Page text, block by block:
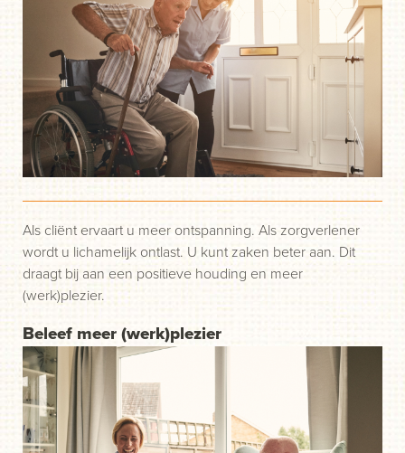
Beleef meer (werk)plezier
Als cliënt ervaart u meer ontspanning. Als zorgverlener
wordt u lichamelijk ontlast. U kunt zaken beter aan. Dit
draagt bij aan een positieve houding en meer
(werk)plezier.